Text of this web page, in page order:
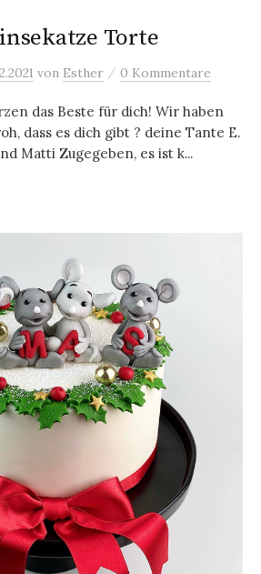
Torte
von Esther / 0 Kommentare
das Beste für dich! Wir haben
dass es dich gibt ? deine Tante E.
Matti Zugegeben, es ist k...